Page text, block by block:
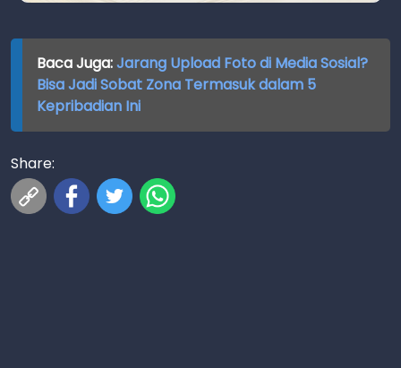
Baca Juga:Jarang Upload Foto di Media Sosial?
Bisa Jadi Sobat Zona Termasuk dalam 5
Kepribadian Ini
Share: